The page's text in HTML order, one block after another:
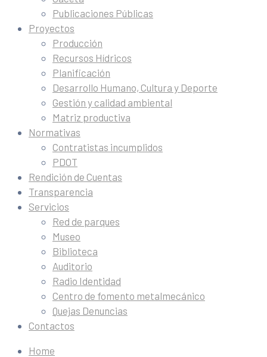
Publicaciones Públicas
Proyectos
Producción
Recursos Hídricos
Planificación
Desarrollo Humano, Cultura y Deporte
Gestión y calidad ambiental
Matriz productiva
Normativas
Contratistas incumplidos
PDOT
Rendición de Cuentas
Transparencia
Servicios
Red de parques
Museo
Biblioteca
Auditorio
Radio Identidad
Centro de fomento metalmecánico
Quejas Denuncias
Contactos
Home